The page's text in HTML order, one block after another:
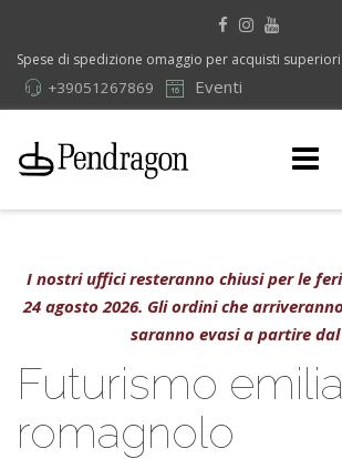
Spese di spedizione omaggio per acquisti superiori
Eventi
+39051267869
I nostri uffici resteranno chiusi per le
24 agosto 2026. Gli ordini che
saranno evasi a partire dal
Futurismo
romagnolo